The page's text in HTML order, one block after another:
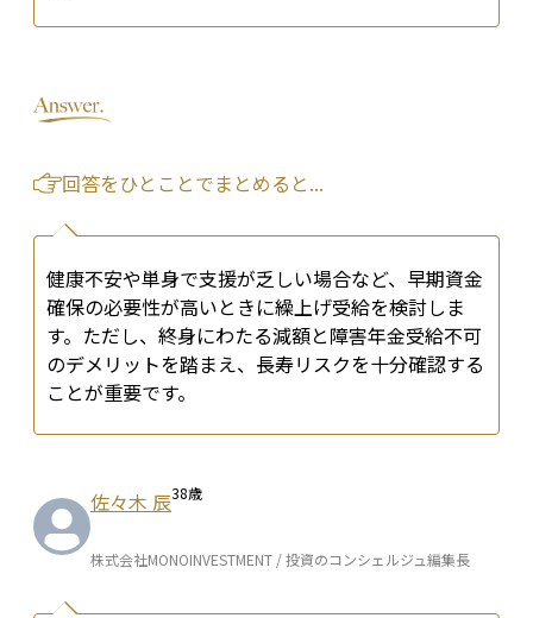
回答をひとことでまとめると...
健康不安や単身で支援が乏しい場合など、早期資金
確保の必要性が高いときに繰上げ受給を検討しま
す。ただし、終身にわたる減額と障害年金受給不可
のデメリットを踏まえ、長寿リスクを十分確認する
ことが重要です。
佐々木 辰38歳
株式会社MONOINVESTMENT / 投資のコンシェルジュ編集長